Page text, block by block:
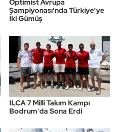
Optimist Avrupa
Şampiyonası'nda Türkiye'ye
İki Gümüş
ILCA 7 Milli Takım Kampı
Bodrum'da Sona Erdi